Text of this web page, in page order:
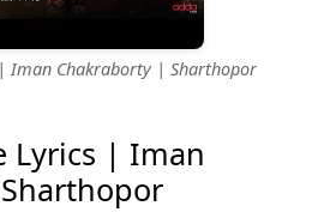
Iman Chakraborty | Sharthopor
Lyrics | Iman